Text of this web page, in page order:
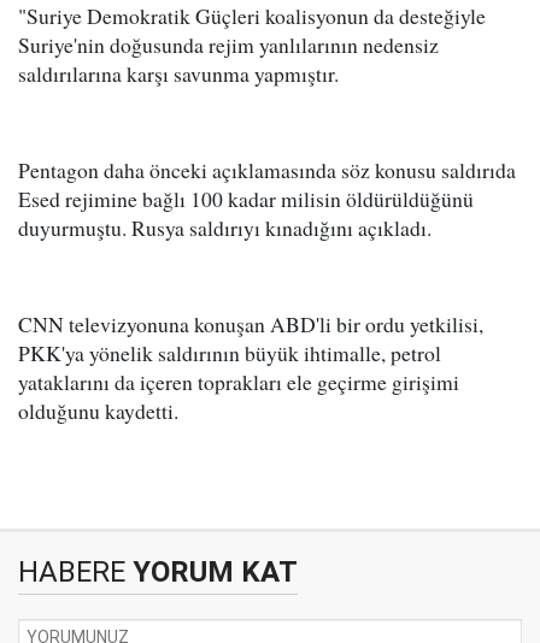
"Suriye Demokratik Güçleri koalisyonun da desteğiyle
Suriye'nin doğusunda rejim yanlılarının nedensiz
saldırılarına karşı savunma yapmıştır.
Pentagon daha önceki açıklamasında söz konusu saldırıda
Esed rejimine bağlı 100 kadar milisin öldürüldüğünü
duyurmuştu. Rusya saldırıyı kınadığını açıkladı.
CNN televizyonuna konuşan ABD'li bir ordu yetkilisi,
PKK'ya yönelik saldırının büyük ihtimalle, petrol
yataklarını da içeren toprakları ele geçirme girişimi
olduğunu kaydetti.
HABERE YORUM KAT